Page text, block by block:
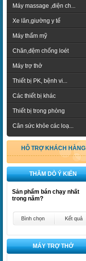
Máy massage ,điện ch...
Xe lăn,giường y tế
Máy thẩm mỹ
Chăn,đệm chống loét
Máy trợ thở
Thiết bị PK, bệnh vi...
Các thiết bị khác
Thiết bị trong phòng
Cân sức khỏe các loạ...
HỖ TRỢ KHÁCH HÀNG
THĂM DÒ Ý KIẾN
Sản phẩm bán chạy nhất
trong năm?
Bình chọn Kết quả
MÁY TRỢ THỞ